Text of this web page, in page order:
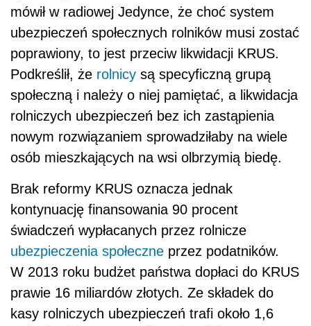
mówił w radiowej Jedynce, że choć system
ubezpieczeń społecznych rolników musi zostać
poprawiony, to jest przeciw likwidacji KRUS.
Podkreślił, że rolnicy są specyficzną grupą
społeczną i należy o niej pamiętać, a likwidacja
rolniczych ubezpieczeń bez ich zastąpienia
nowym rozwiązaniem sprowadziłaby na wiele
osób mieszkających na wsi olbrzymią biedę.
Brak reformy KRUS oznacza jednak
kontynuację finansowania 90 procent
świadczeń wypłacanych przez rolnicze
ubezpieczenia społeczne przez podatników.
W 2013 roku budżet państwa dopłaci do KRUS
prawie 16 miliardów złotych. Ze składek do
kasy rolniczych ubezpieczeń trafi około 1,6